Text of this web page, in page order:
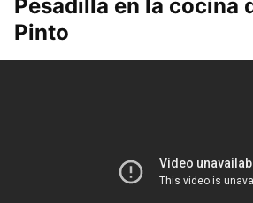
Pesadilla en la cocina
Pinto